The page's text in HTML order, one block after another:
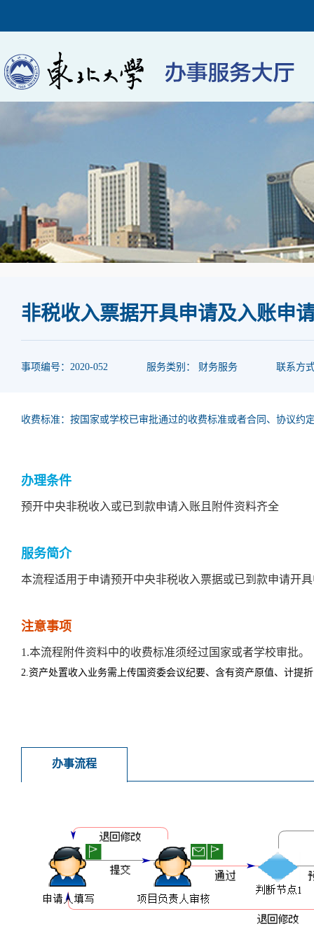
非税收入票据开具申请及入账申
事项编号：2020-052 服务类别： 财务服务 联系方
收费标准：按国家或学校已审批通过的收费标准或者合同、协议约
办理条件
预开中央非税收入或已到款申请入账且附件资料齐全
服务简介
本流程适用于申请预开中央非税收入票据或已到款申请开
注意事项
1.本流程附件资料中的收费标准须经过国家或者学校审批。
2.资产处置收入业务需上传国资委会议纪要、含有资产原值、计提
办事流程